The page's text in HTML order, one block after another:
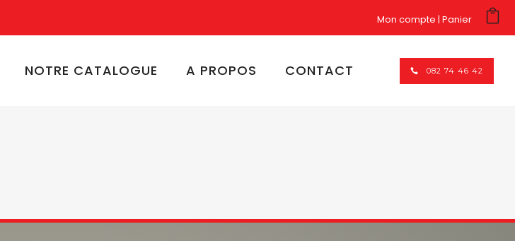
Mon compte Panier
082 74 46 42
NOTRE CATALOGUE A PROPOS CONTACT